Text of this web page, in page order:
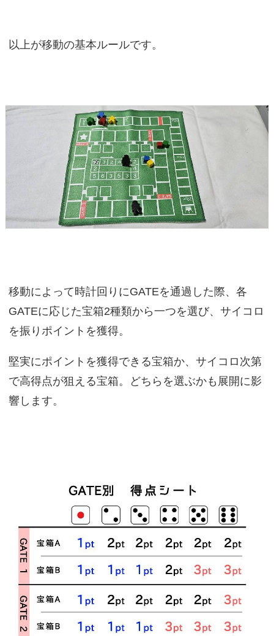
以上が移動の基本ルールです。
移動によって時計回りにGATEを通過した際、各
GATEに応じた宝箱2種類から一つを選び、サイコロ
を振りポイントを獲得。
堅実にポイントを獲得できる宝箱か、サイコロ次第
で高得点が狙える宝箱。どちらを選ぶかも展開に影
響します。